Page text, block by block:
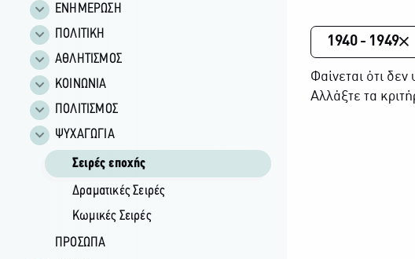
ΕΝΗΜΕΡΩΣΗ
ΠΟΛΙΤΙΚΗ
ΑΘΛΗΤΙΣΜΟΣ
ΚΟΙΝΩΝΙΑ
ΠΟΛΙΤΙΣΜΟΣ
ΨΥΧΑΓΩΓΙΑ
Σειρές εποχής
Δραματικές Σειρές
Κωμικές Σειρές
ΠΡΟΣΩΠΑ
1940 - 1949
Φαίνεται ότι
Αλλάξτε τα